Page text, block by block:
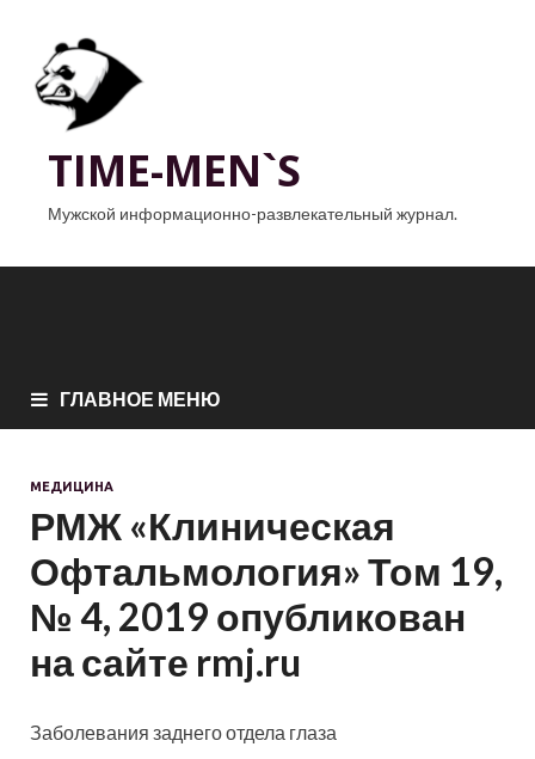
TIME-MEN`S
Мужской информационно-развлекательный журнал.
ГЛАВНОЕ МЕНЮ
МЕДИЦИНА
РМЖ «Клиническая
Офтальмология» Том 19,
№ 4, 2019 опубликован
на сайте rmj.ru
Заболевания заднего отдела глаза